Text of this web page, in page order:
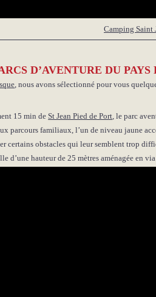
Camping Saint
D’AVENTURE DU PAYS
, nous avons sélectionnépour vous
15 min deSt Jean Pied de Port , le parc
parcours familiaux, l’un de niveau jaune
certains obstacles qui leur semblent trop
d’une hauteur de 25 mètres aménagée en via